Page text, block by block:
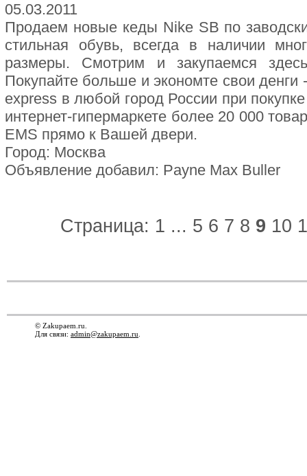
05.03.2011
Продаем новые кеды Nike SB по
стильная обувь, всегда в наличии
размеры. Смотрим и закупаемся
Покупайте больше и экономте свои денги
express в любой город России при
интернет-гипермаркете более 20 000
EMS прямо к Вашей двери.
Город: Москва
Объявление добавил: Payne Max Buller
Страница: 1 ... 5 6 7 8 9 10
© Zakupaem.ru.
Для связи: admin@zakupaem.ru